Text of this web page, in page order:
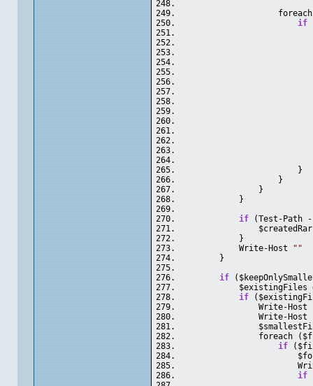
foreach
if
}
}
}
}
if (Test-Path -
}
Write-Host
""
}
if
$existingFiles =
if
Write-Host
Write-Host
$smallestFile =
foreach
if
Write-
if